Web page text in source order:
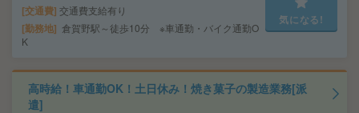
交通費 交通費支給有り
勤務地
倉賀野駅～徒歩10分 ※車通勤・バイク通勤O
K
気になる!
高時給！車通勤OK！土日休み！焼き菓子の製造業務[派
遣]